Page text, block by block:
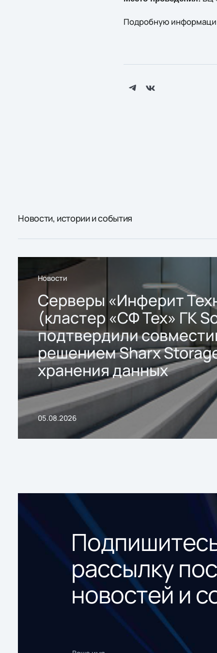
Подробную
Новости, истории и события
Новости
Серверы «Инферит
(кластер «СФ Тех» ГК
подтвердили
решением Sharx
хранения данных
05.08.2026
рассылку
новостей и